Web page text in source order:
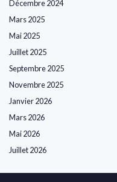
Décembre 2024
Mars 2025
Mai 2025
Juillet 2025
Septembre 2025
Novembre 2025
Janvier 2026
Mars 2026
Mai 2026
Juillet 2026